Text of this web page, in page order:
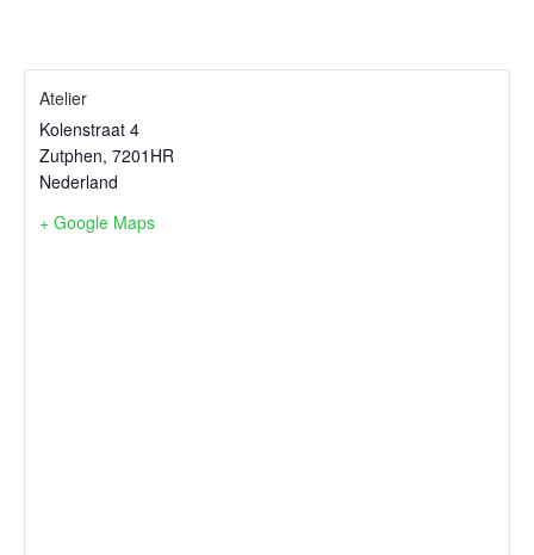
Atelier
Kolenstraat 4
Zutphen, 7201HR
Nederland
+ Google Maps